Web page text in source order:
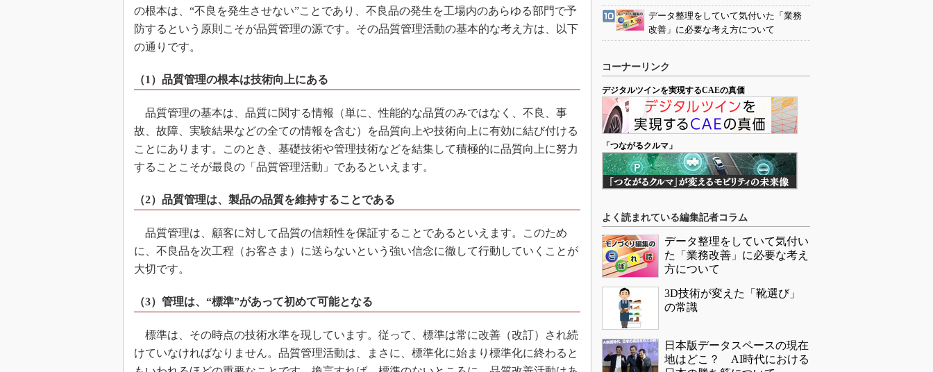
の根本は、“不良を発生させない”ことであり、不良品の発生を工場内のあらゆる部門で予
防するという原則こそが品質管理の源です。その品質管理活動の基本的な考え方は、以下
の通りです。
（1）品質管理の根本は技術向上にある
品質管理の基本は、品質に関する情報（単に、性能的な品質のみではなく、不良、事
故、故障、実験結果などの全ての情報を含む）を品質向上や技術向上に有効に結び付ける
ことにあります。このとき、基礎技術や管理技術などを結集して積極的に品質向上に努力
することこそが最良の「品質管理活動」であるといえます。
（2）品質管理は、製品の品質を維持することである
品質管理は、顧客に対して品質の信頼性を保証することであるといえます。このため
に、不良品を次工程（お客さま）に送らないという強い信念に徹して行動していくことが
大切です。
（3）管理は、“標準”があって初めて可能となる
標準は、その時点の技術水準を現しています。従って、標準は常に改善（改訂）され続
けていなければなりません。品質管理活動は、まさに、標準化に始まり標準化に終わると
データ整理をしていて気付いた「業務
改善」に必要な考え方について
コーナーリンク
デジタルツインを実現するCAEの真価
「つながるクルマ」
よく読まれている編集記者コラム
データ整理をしていて気付い
た「業務改善」に必要な考え
方について
3D技術が変えた「靴選び」
の常識
日本版データスペースの現在
地はどこ？ AI時代における